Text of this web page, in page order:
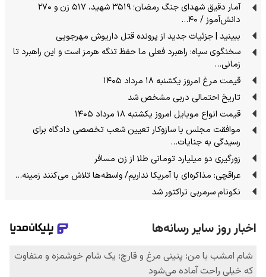
آمار دقیق شهدای جنگ رمضان؛ ۳۵۱۹ شهید، ۵۱۷ زن و ۲۷۰
دانش‌آموز / ۴۰…
ببینید | جزئیات جدید از پرونده قتل داریوش مهرجویی
سخنگوی سپاه: راهبرد فعلی ما حفظ تنگه هرمز است و این راهبرد تا
زمانی…
قیمت مرغ امروز یکشنبه ۱۸ مرداد ۱۴۰۵
تاریخ احتمالی دربی مشخص شد
قیمت انواع موبایل امروز یکشنبه ۱۸ مرداد ۱۴۰۵
موافقت مجلس با سازوکار تعیین شعب تخصصی دادگاه برای
رسیدگی به جنایات…
زورگیری دو میلیارد تومانی طلا از زن مسافر
عراقچی: مذاکره‌ای با آمریکا نداریم/ واسطه‌ها تلاش می‌کنند زمینه‌…
نکونام سرمربی تراکتور شد